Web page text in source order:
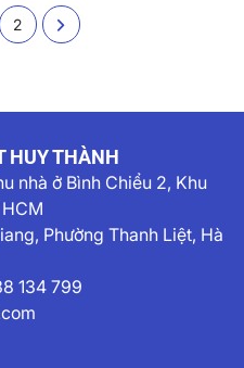
2
HUY THÀNH
nhà ở Bình Chiểu 2, Khu
Phường Thanh Liệt, Hà
134 799